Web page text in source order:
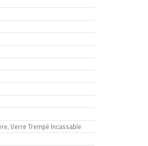
Verre Trempé Incassable